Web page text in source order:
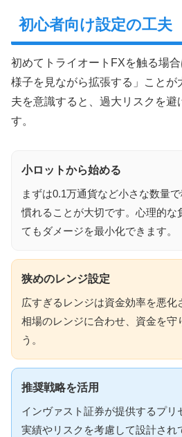
初心者向け設定の工夫
初めてトライオートFXを触る場合
様子を見ながら拡張する」ことが
夫を意識すると、過大リスクを避
す。
小ロットから始める
まずは0.1万通貨など小さな数量
慣れることが大切です。心理的な
てもダメージを最小化できます。
狭めのレンジ設定
広すぎるレンジは資金効率を悪化
相場のレンジに合わせ、資金を守
う。
推奨戦略を活用
インヴァスト証券が提供するプリ
実績やリスクを考慮して設計され